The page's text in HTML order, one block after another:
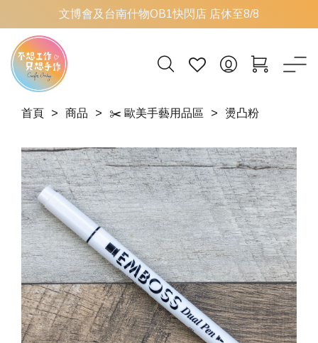
文博會及台南什物OB1快閃店 店休至8/8
首頁 商品 ✂️ 歐美手藝用品區 燙凸粉